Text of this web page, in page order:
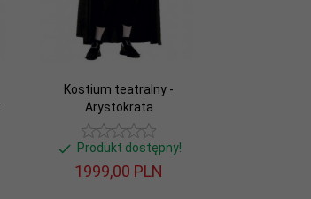
Kostium teatralny -
Arystokrata
Produkt dostępny!
1999,00 PLN